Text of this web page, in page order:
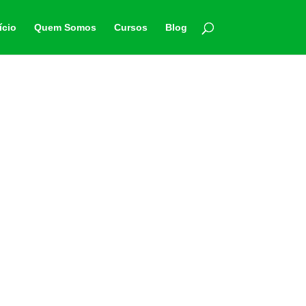
Quem Somos Cursos Blog